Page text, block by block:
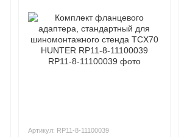
Артикул: RP11-8-11100039